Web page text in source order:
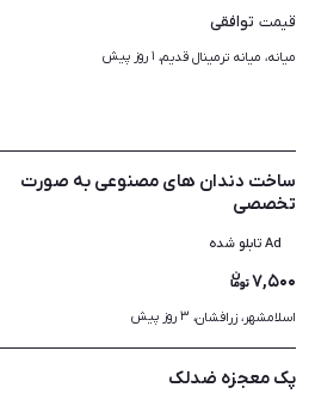
قیمت توافقی
میانه، میانه ترمینال قدیم، ۱ روز پیش
ساخت دندان های مصنوعی به صورت
تخصصی
Ad تابلو شده
۷,۵۰۰
اسلامشهر، زرافشان، ۳ روز پیش
پک معجزه ضدلک